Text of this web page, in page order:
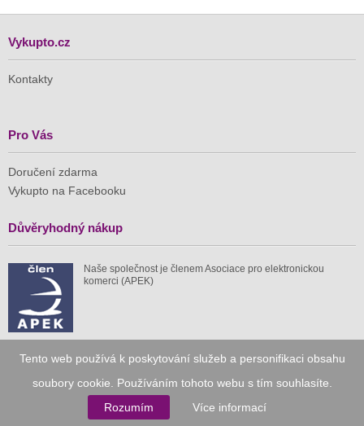
Tento web používá k poskytování služeb a personifikaci obsahu
soubory cookie. Používáním tohoto webu s tím souhlasíte.
Rozumím
Více informací
Vykupto.cz
Kontakty
Pro Vás
Doručení zdarma
Vykupto na Facebooku
Důvěryhodný nákup
Naše společnost je členem Asociace pro elektronickou
komerci (APEK)
Již od roku 2010
1 511 mil.